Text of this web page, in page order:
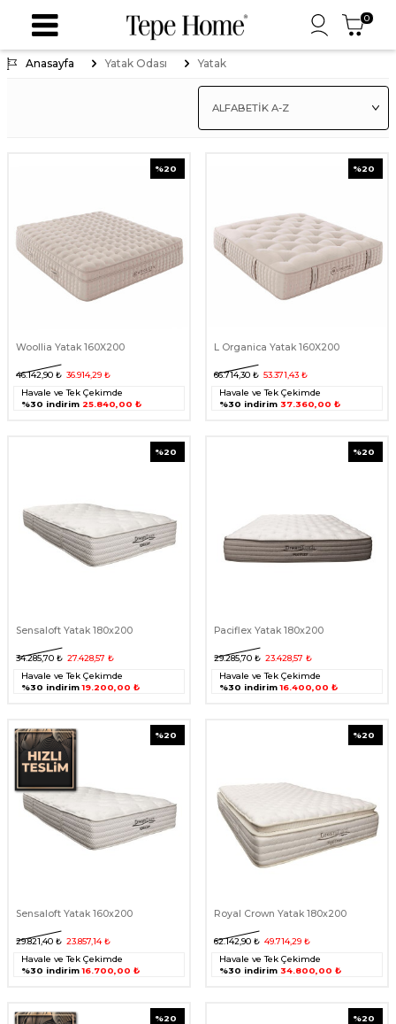
0
Anasayfa Yatak Odası Yatak
%20
Woollia Yatak 160X200
46.142,90 ₺ 36.914,29 ₺
Havale ve Tek Çekimde
%30 indirim 25.840,00 ₺
%20
L Organica Yatak 160X200
66.714,30 ₺ 53.371,43 ₺
Havale ve Tek Çekimde
%30 indirim 37.360,00 ₺
%20
Sensaloft Yatak 180x200
34.285,70 ₺ 27.428,57 ₺
Havale ve Tek Çekimde
%30 indirim 19.200,00 ₺
%20
Paciflex Yatak 180x200
29.285,70 ₺ 23.428,57 ₺
Havale ve Tek Çekimde
%30 indirim 16.400,00 ₺
%20
Sensaloft Yatak 160x200
29.821,40 ₺ 23.857,14₺
Havale ve Tek Çekimde
%30 indirim 16.700,00 ₺
%20
Royal Crown Yatak 180x200
62.142,90 ₺ 49.714,29 ₺
Havale ve Tek Çekimde
%30 indirim 34.800,00 ₺
%20 %20